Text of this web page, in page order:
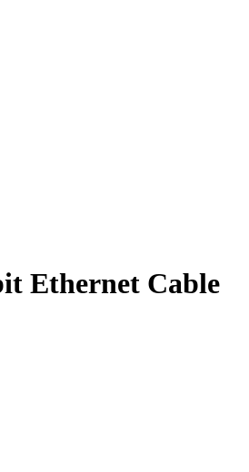
Ethernet Cable